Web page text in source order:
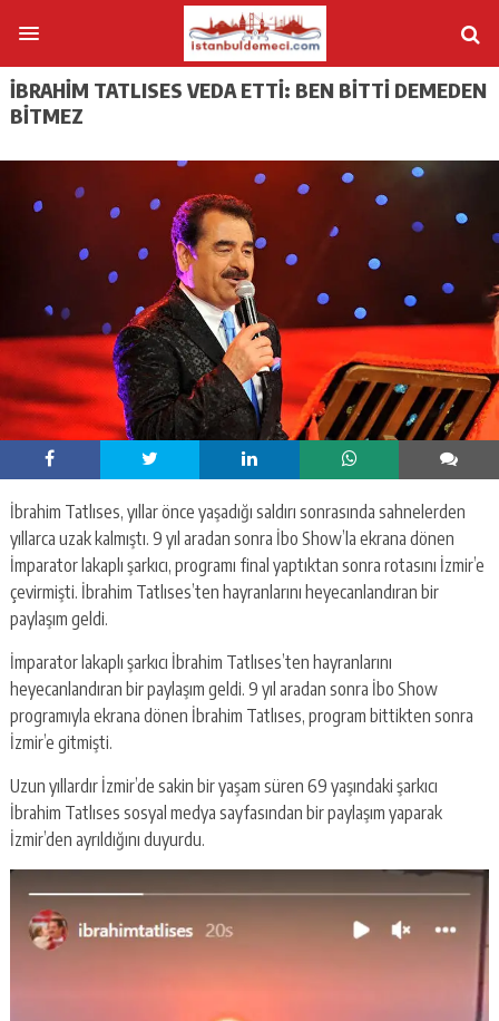
İBRAHIM TATLISES VEDA ETTI: BEN BITTI DEMEDEN
BITMEZ
İbrahim Tatlıses, yıllar önce yaşadığı saldırı sonrasında sahnelerden
yıllarca uzak kalmıştı. 9 yıl aradan sonra İbo Show’la ekrana dönen
İmparator lakaplı şarkıcı, programı final yaptıktan sonra rotasını İzmir’e
çevirmişti. İbrahim Tatlıses’ten hayranlarını heyecanlandıran bir
paylaşım geldi.
İmparator lakaplı şarkıcı İbrahim Tatlıses’ten hayranlarını
heyecanlandıran bir paylaşım geldi. 9 yıl aradan sonra İbo Show
programıyla ekrana dönen İbrahim Tatlıses, program bittikten sonra
İzmir’e gitmişti.
Uzun yıllardır İzmir’de sakin bir yaşam süren 69 yaşındaki şarkıcı
İbrahim Tatlıses sosyal medya sayfasından bir paylaşım yaparak
İzmir’den ayrıldığını duyurdu.